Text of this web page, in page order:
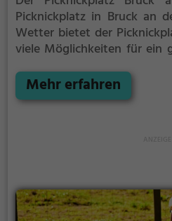
Picknickplatz in Bruck an
Wetter bietet der
viele Möglichkeiten für ein
als kurze Pause
Bruck an der Leitha ist
Mehr erfahren